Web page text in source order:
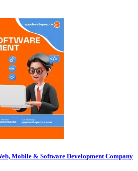
Mobile & Software Development Company